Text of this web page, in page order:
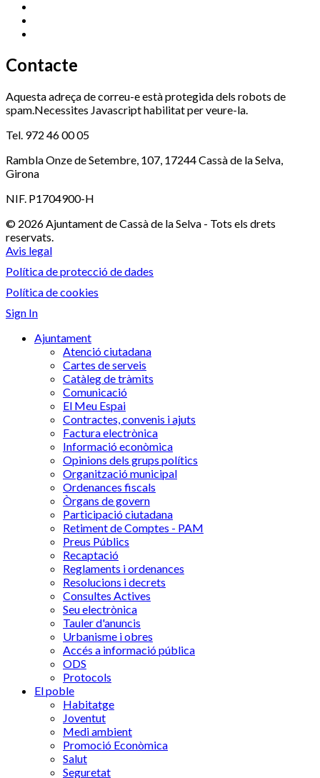
Contacte
Aquesta adreça de correu-e està protegida dels robots de
spam.Necessites Javascript habilitat per veure-la.
Tel. 972 46 00 05
Rambla Onze de Setembre, 107, 17244 Cassà de la Selva,
Girona
NIF. P1704900-H
© 2026 Ajuntament de Cassà de la Selva - Tots els drets
reservats.
Avis legal
Política de protecció de dades
Política de cookies
Sign In
Ajuntament
Atenció ciutadana
Cartes de serveis
Catàleg de tràmits
Comunicació
El Meu Espai
Contractes, convenis i ajuts
Factura electrònica
Informació econòmica
Opinions dels grups polítics
Organització municipal
Ordenances fiscals
Òrgans de govern
Participació ciutadana
Retiment de Comptes - PAM
Preus Públics
Recaptació
Reglaments i ordenances
Resolucions i decrets
Consultes Actives
Seu electrònica
Tauler d'anuncis
Urbanisme i obres
Accés a informació pública
ODS
Protocols
El poble
Habitatge
Joventut
Medi ambient
Promoció Econòmica
Salut
Seguretat